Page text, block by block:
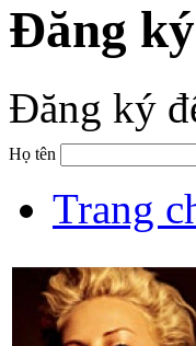
Đăng
Đăng ký
Họ tên
Trang